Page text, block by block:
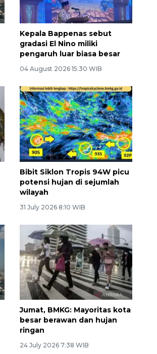
Kepala Bappenas sebut
gradasi El Nino miliki
pengaruh luar biasa besar
04 August 2026 15:30 WIB
Bibit Siklon Tropis 94W picu
potensi hujan di sejumlah
wilayah
31 July 2026 8:10 WIB
Jumat, BMKG: Mayoritas kota
besar berawan dan hujan
ringan
24 July 2026 7:38 WIB